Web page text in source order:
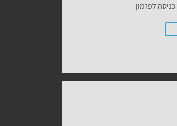
כניסה לפזמון